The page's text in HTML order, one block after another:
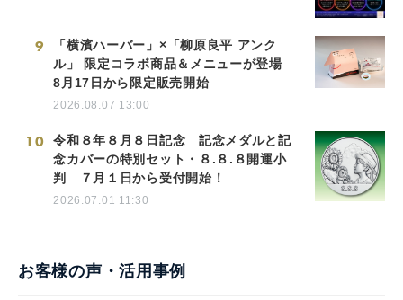
9
「横濱ハーバー」×「柳原良平 アンク
ル」 限定コラボ商品＆メニューが登場
8月17日から限定販売開始
2026.08.07 13:00
10
令和８年８月８日記念 記念メダルと記
念カバーの特別セット・８.８.８開運小
判 ７月１日から受付開始！
2026.07.01 11:30
お客様の声・活用事例